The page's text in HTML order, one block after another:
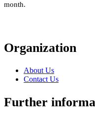
month.
Organization
About Us
Contact Us
Further